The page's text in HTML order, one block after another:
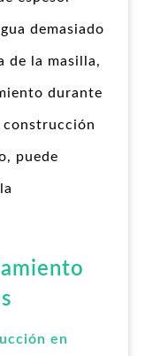
demasiado
de la masilla,
durante
construcción
puede
en